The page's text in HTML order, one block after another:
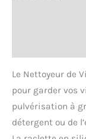
et
Raclette
pour
Maison
et
Le Nettoyeur de
pour garder vos
pulvérisation à
détergent ou de